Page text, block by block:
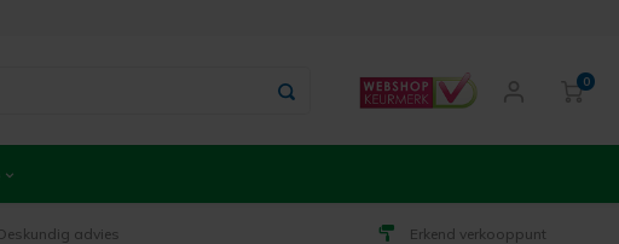
0
advies Erkend verkooppunt